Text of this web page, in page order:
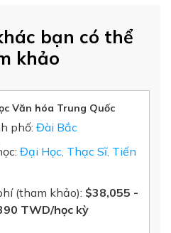
bạn có thể
khảo
Văn hóa Trung Quốc
phố: Đài Bắc
Đại Học, Thạc Sĩ, Tiến
(tham khảo): $38,055 -
TWD/học kỳ